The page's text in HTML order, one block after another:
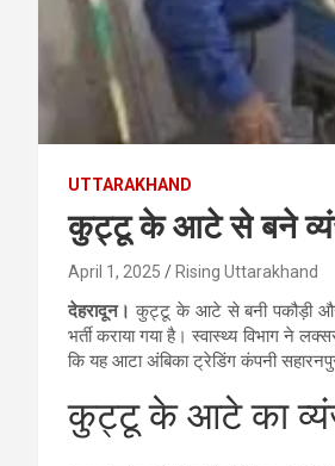
UTTARAKHAND
कुट्टू के आटे से बने
April 1, 2025 Rising Uttarakhand
देहरादून। कुट्टू के आटे से बनी पकौड़ी और
भर्ती कराया गया है। स्वास्थ्य विभाग
कि यह आटा अंबिका ट्रेडिंग कंपनी
कुट्टू के आटे का